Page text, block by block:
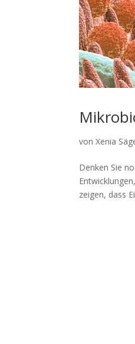
vonXenia
Denken Sie
zeigen, dass